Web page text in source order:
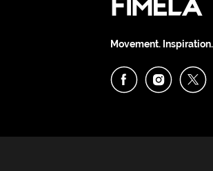
Movement.